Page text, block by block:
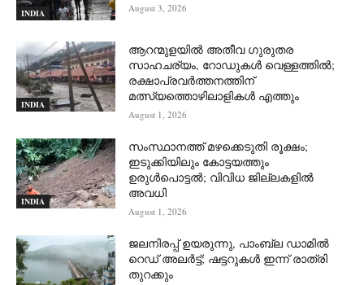
INDIA August 3, 2026
INDIA
ആറന്മുളയില്‍ അതീവ ഗുരുതര
സാഹചര്യം, റോഡുകള്‍ വെള്ളത്തില്‍;
രക്ഷാപ്രവര്‍ത്തനത്തിന്
മത്സ്യത്തൊഴിലാളികള്‍ എത്തും
August 1, 2026
INDIA
സംസ്ഥാനത്ത് മഴക്കെടുതി രൂക്ഷം;
ഇടുക്കിയിലും കോട്ടയത്തും
ഉരുള്‍പൊട്ടല്‍; വിവിധ ജില്ലകളില്‍
അവധി
August 1, 2026
ജലനിരപ്പ് ഉയരുന്നു, പാംബ്ല ഡാമിൽ
റെഡ് അലർട്ട്; ഷട്ടറുകൾ ഇന്ന് രാത്രി
തുറക്കും